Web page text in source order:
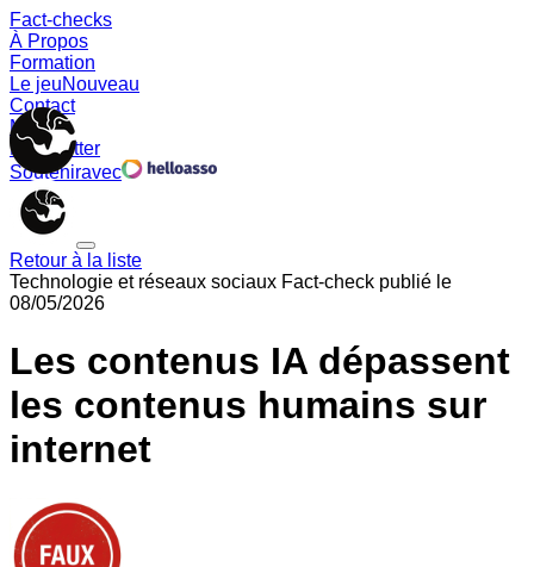
Fact-checks
À Propos
Formation
Le jeuNouveau
Contact
Memes
Newsletter
Souteniravec
Retour à la liste
Technologie et réseaux sociaux Fact-check publié le
08/05/2026
Les contenus IA dépassent
les contenus humains sur
internet